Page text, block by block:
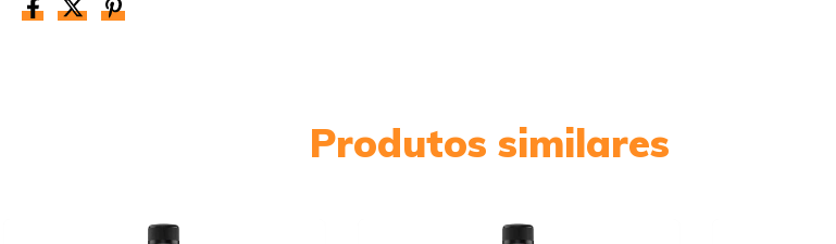
Produtos similares